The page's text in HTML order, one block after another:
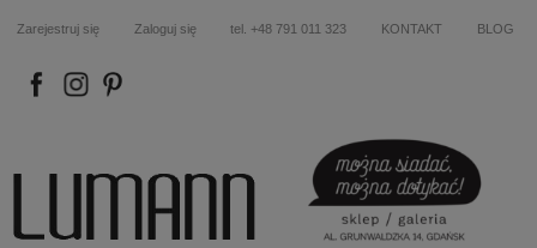
Zarejestruj się Zaloguj się tel. +48 791 011 323 KONTAKT BLOG
FB IN P